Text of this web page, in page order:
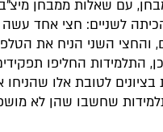
עם שאלות ממבחן
לשניים: חצי אחד
והחצי השני הניח את
התלמידות החליפו
נקודות בציונים לטובת אלו
שחשבו שהן לא